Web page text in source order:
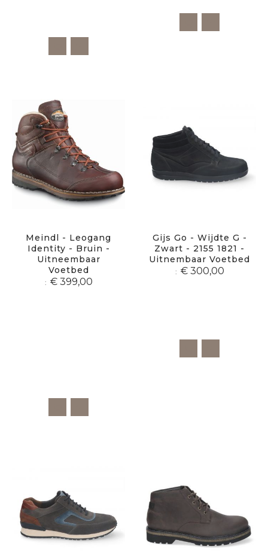
Meindl - Leogang
Identity - Bruin -
Uitneembaar
Voetbed
€ 399,00
Gijs Go - Wijdte G -
Zwart - 2155 1821 -
Uitnembaar Voetbed
€ 300,00